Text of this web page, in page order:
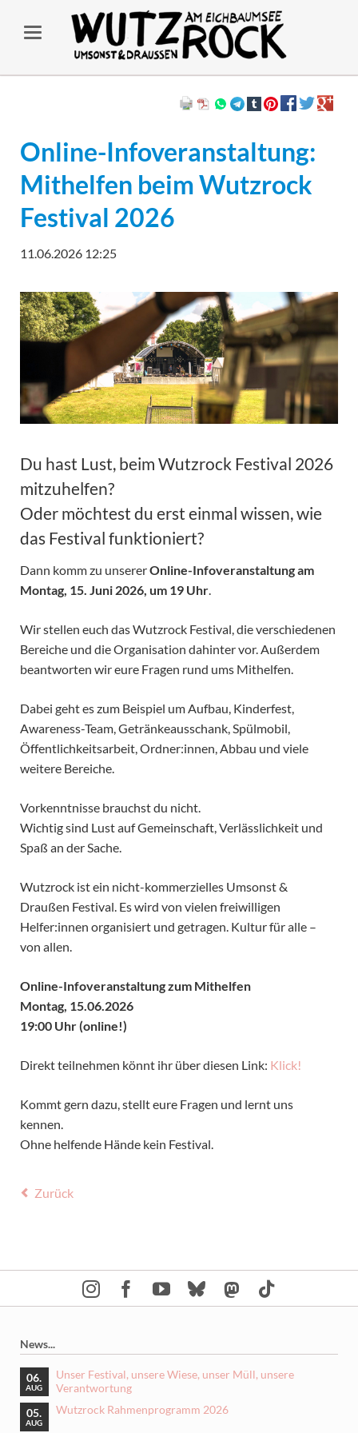
Online-Infoveranstaltung:
Mithelfen beim Wutzrock
Festival 2026
11.06.2026 12:25
Du hast Lust, beim Wutzrock Festival 2026
mitzuhelfen?
Oder möchtest du erst einmal wissen, wie
das Festival funktioniert?
Dann komm zu unsererOnline-Infoveranstaltung am
Montag, 15. Juni 2026, um 19 Uhr.
Wir stellen euch das Wutzrock Festival, die verschiedenen
Bereiche und die Organisation dahinter vor. Außerdem
beantworten wir eure Fragen rund ums Mithelfen.
Dabei geht es zum Beispiel um Aufbau, Kinderfest,
Awareness-Team, Getränkeausschank, Spülmobil,
Öffentlichkeitsarbeit, Ordner:innen, Abbau und viele
weitere Bereiche.
Vorkenntnisse brauchst du nicht.
Wichtig sind Lust auf Gemeinschaft, Verlässlichkeit und
Spaß an der Sache.
Wutzrock ist ein nicht-kommerzielles Umsonst &
Draußen Festival. Es wird von vielen freiwilligen
Helfer:innen organisiert und getragen. Kultur für alle –
von allen.
Online-Infoveranstaltung zum Mithelfen
Montag, 15.06.2026
19:00 Uhr (online!)
Direkt teilnehmen könnt ihr über diesen Link: Klick!
Kommt gern dazu, stellt eure Fragen und lernt uns
kennen.
Ohne helfende Hände kein Festival.
Zurück
News...
06.
AUG
Unser Festival, unsere Wiese, unser Müll, unsere
Verantwortung
05.
AUG
Wutzrock Rahmenprogramm 2026